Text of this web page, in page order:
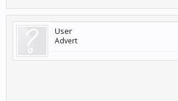
User
Advert